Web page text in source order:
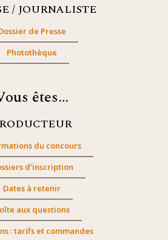
/ JOURNALISTE
de Presse
Photothèque
êtes…
du concours
d’inscription
Dates à retenir
aux questions
: tarifs et commandes